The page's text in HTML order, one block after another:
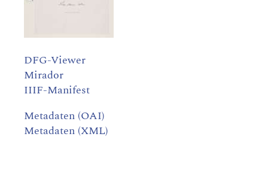
DFG-Viewer
Mirador
IIIF-Manifest
Metadaten (OAI)
Metadaten (XML)